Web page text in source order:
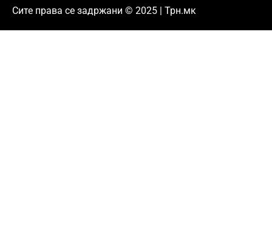
Сите права се задржани © 2025 | Трн.мк